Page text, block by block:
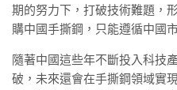
期的努力下，打破技術難題，
購中國手撕鋼，只能遵循中國
隨著中國這些年不斷投入科技
破，未來還會在手撕鋼領域實